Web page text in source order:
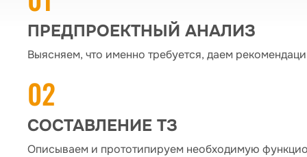
ПРЕДПРОЕКТНЫЙ АНАЛИЗ
Выясняем, что именно требуется, даем
СОСТАВЛЕНИЕ ТЗ
Описываем и прототипируем необходимую